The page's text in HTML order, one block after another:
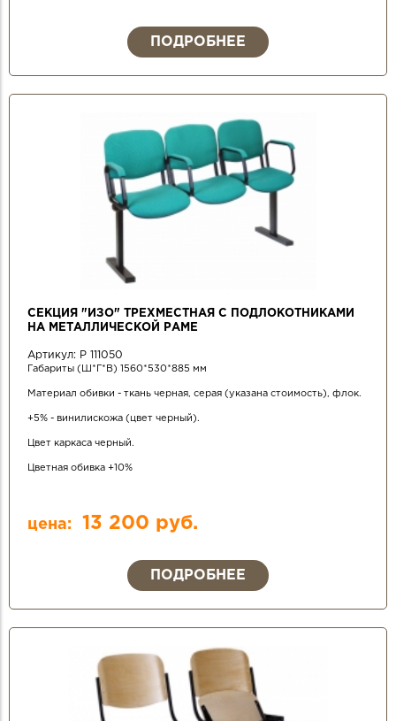
ПОДРОБНЕЕ
СЕКЦИЯ "ИЗО" ТРЕХМЕСТНАЯ С ПОДЛОКОТНИКАМИ
НА МЕТАЛЛИЧЕСКОЙ РАМЕ
Артикул: Р 111050
Габариты (Ш*Г*В) 1560*530*885 мм
Материал обивки - ткань черная, серая (указана стоимость), флок.
+5% - винилискожа (цвет черный).
Цвет каркаса черный.
Цветная обивка +10%
цена: 13 200 руб.
ПОДРОБНЕЕ